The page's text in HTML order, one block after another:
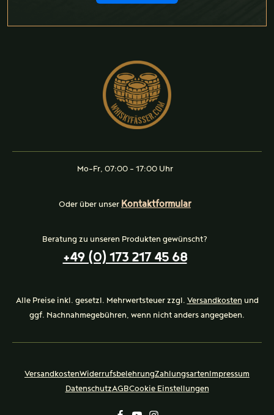
Mo-Fr, 07:00 - 17:00 Uhr
Oder über unser Kontaktformular
Beratung zu unseren Produkten gewünscht?
+49 (0) 173 217 45 68
Alle Preise inkl. gesetzl. Mehrwertsteuer zzgl. Versandkosten und
ggf. Nachnahmegebühren, wenn nicht anders angegeben.
VersandkostenWiderrufsbelehrungZahlungsartenImpressum
DatenschutzAGBCookie Einstellungen